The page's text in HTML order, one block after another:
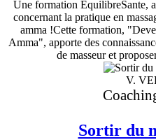
Une formation EquilibreSante,
concernant la pratique en
amma !Cette formation,
Amma", apporte des
de masseur et
V.
Sortir du